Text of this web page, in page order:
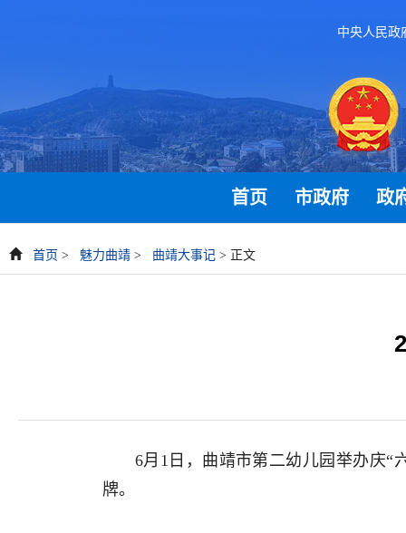
中央人民政
首页 市政府 政
首页 > 魅力曲靖 > 曲靖大事记 > 正文
6月1日，曲靖市第二幼儿园举办庆“
牌。